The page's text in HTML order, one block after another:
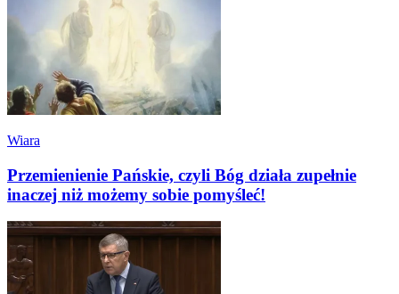
Wiara
Przemienienie Pańskie, czyli Bóg działa zupełnie
inaczej niż możemy sobie pomyśleć!